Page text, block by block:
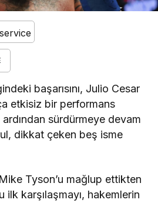
başarısını, Julio Cesar
etkisiz bir performans
sürdürmeye devam
dikkat çeken beş isme
Tyson’u mağlup ettikten
ilk karşılaşmayı, hakemlerin